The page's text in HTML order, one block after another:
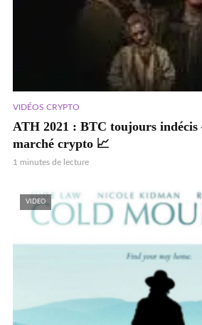
VIDÉOS CRYPTO
ATH 2021 : BTC toujours indécis
marché crypto 📈
1 minutes de lecture
VIDEO